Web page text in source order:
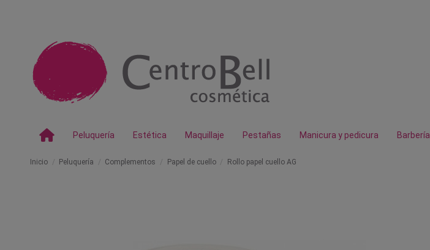
Peluquería Estética Maquillaje Pestañas Manicura y pedicura Barbería
Inicio Peluquería Complementos Papel de cuello Rollo papel cuello AG